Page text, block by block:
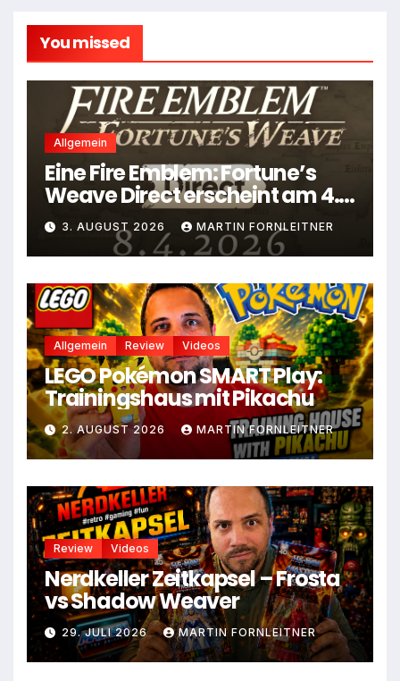
You missed
Allgemein
Eine Fire Emblem: Fortune’s
Weave Direct erscheint am 4.
August
3. AUGUST 2026 MARTIN FORNLEITNER
Allgemein Review Videos
LEGO Pokémon SMART Play:
Trainingshaus mit Pikachu
2. AUGUST 2026 MARTIN FORNLEITNER
Review Videos
Nerdkeller Zeitkapsel – Frosta
vs Shadow Weaver
29. JULI 2026 MARTIN FORNLEITNER